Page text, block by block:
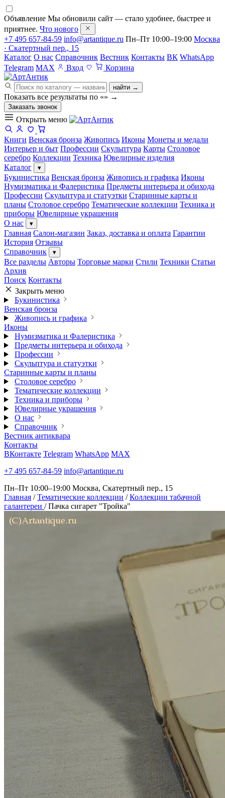
Объявление Мы обновили сайт — стало удобнее, быстрее и
приятнее. Что нового
+7 495 657-84-59 info@artantique.ru Пн–Пт 10:00–19:00 Москва
· Скатертный пер., 15
Каталог О нас Справочник Вестник Контакты ВК WhatsApp
Telegram MAX Вход Корзина
найти →
Показать все результаты по «» →
Заказать звонок
Открыть меню
Книги Венская бронза Живопись Иконы Монеты и медали
Интерьер и быт Профессии Скульптура Карты Столовое
серебро Коллекции Техника Ювелирные изделия
Каталог
▾
Букинистика Венская бронза Живопись и графика Иконы
Нумизматика и Фалеристика Предметы интерьера и обихода
Профессии Скульптура и статуэтки Старинные карты и
планы Столовое серебро Тематические коллекции Техника и
приборы Ювелирные украшения
О нас
▾
Главная Салон-магазин Заказ, доставка и оплата Гарантии
История Отзывы
Справочник
▾
Все разделы Авторы Торговые марки Стили Техники Статьи
Архив
Поиск Контакты
Закрыть меню
Букинистика
Венская бронза
Живопись и графика
Иконы
Нумизматика и Фалеристика
Предметы интерьера и обихода
Профессии
Скульптура и статуэтки
Старинные карты и планы
Столовое серебро
Тематические коллекции
Техника и приборы
Ювелирные украшения
О нас
Справочник
Вестник антиквара
Контакты
ВКонтакте Telegram WhatsApp MAX
+7 495 657-84-59 info@artantique.ru
Пн–Пт 10:00–19:00 Москва, Скатертный пер., 15
Главная / Тематические коллекции / Коллекции табачной
галантереи / Пачка сигарет "Тройка"